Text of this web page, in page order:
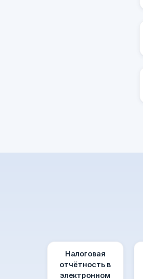
Налоговая
отчётность в
электронном